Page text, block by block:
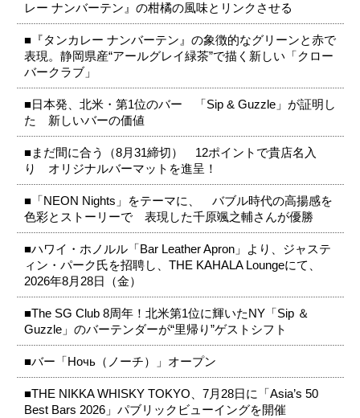
レー ナンバーテン』の柑橘の風味とリンクさせる
■『タンカレー ナンバーテン』の象徴的なグリーンと赤で
表現。静岡県産“アールグレイ緑茶”で描く新しい「クロー
バークラブ」
■日本発、北米・第1位のバー 「Sip & Guzzle」が証明し
た 新しいバーの価値
■まだ間に合う（8月31締切） 12ポイントで貴店名入
り オリジナルバーマットを進呈！
■「NEON Nights」をテーマに、 バブル時代の高揚感を
色彩とストーリーで 表現した千原颯之輔さんが優勝
■ハワイ・ホノルル「Bar Leather Apron」より、ジャステ
ィン・パーク氏を招聘し、THE KAHALA Loungeにて、
2026年8月28日（金）
■The SG Club 8周年！北米第1位に輝いたNY「Sip ＆
Guzzle」のバーテンダーが“里帰り”ゲストシフト
■バー「Ночь（ノーチ）」オープン
■THE NIKKA WHISKY TOKYO、7月28日に「Asia’s 50
Best Bars 2026」パブリックビューイングを開催